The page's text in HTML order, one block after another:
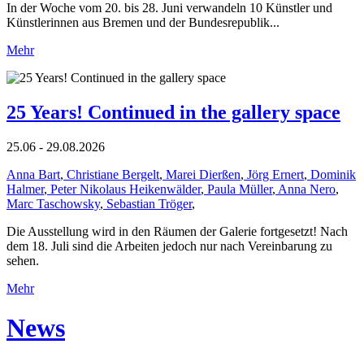
In der Woche vom 20. bis 28. Juni verwandeln 10 Künstler und
Künstlerinnen aus Bremen und der Bundesrepublik...
Mehr
25 Years! Continued in the gallery space
25.06 - 29.08.2026
Anna Bart, Christiane Bergelt, Marei Dierßen, Jörg Ernert, Dominik
Halmer, Peter Nikolaus Heikenwälder, Paula Müller, Anna Nero,
Marc Taschowsky, Sebastian Tröger,
Die Ausstellung wird in den Räumen der Galerie fortgesetzt! Nach
dem 18. Juli sind die Arbeiten jedoch nur nach Vereinbarung zu
sehen.
Mehr
News